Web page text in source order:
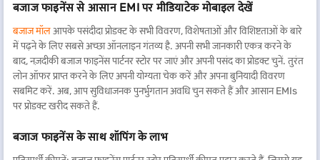
बजाज फाइनेंस से आसान EMI पर मीडियाटेक मोबाइल देखें
बजाज मॉलआपके पसंदीदा प्रोडक्ट के सभी विवरण, विशेषताओं और विशिष्टताओं के बारे
में पढ़ने के लिए सबसे अच्छा ऑनलाइन गंतव्य है. अपनी सभी जानकारी एकत्र करने के
बाद, नज़दीकी बजाज फाइनेंस पार्टनर स्टोर पर जाएं और अपनी पसंद का प्रोडक्ट चुनें. तुरंत
लोन ऑफर प्राप्त करने के लिए अपनी योग्यता चेक करें और अपना बुनियादी विवरण
सबमिट करें. अब, आप सुविधाजनक पुनर्भुगतान अवधि चुन सकते हैं और आसान EMIs
पर प्रोडक्ट खरीद सकते हैं.
बजाज फाइनेंस के साथ शॉपिंग के लाभ